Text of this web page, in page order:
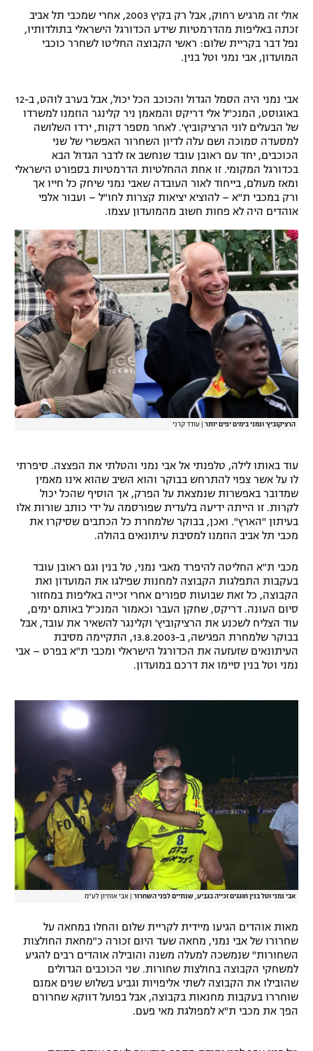
מדיניות פרטיות
תקנון פעילות ספורט 1
רשיון להקרנה פומבית לבית עסק
הצטרפות לחבילת הערוצים
לוח דרושים – ג'ובנט
תגיות
המגזין
אומנויות לחימה
גיימינג E-Sports
אולי זה מרגיש רחוק, אבל רק בקיץ 2003, אחרי שמכבי תל אביב
זכתה באליפות מהדרמטיות שידע הכדורגל הישראלי בתולדותיו,
נפל דבר בקריית שלום: ראשי הקבוצה החליטו לשחרר כוכבי
המועדון, אבי נמני וטל בנין.
אבי נמני היה הסמל הגדול והכוכב הכל יכול, אבל בערב לוהט, ב-12
באוגוסט, המנכ"ל אלי דריקס והמאמן ניר קלינגר הוזמנו למשרדו
של הבעלים לוני הרציקוביץ'. לאחר מספר דקות, ירדו השלושה
למסעדה סמוכה ושם עלה לדיון השחרור האפשרי של שני
הכוכבים, יחד עם ראובן עובד שנחשב אז לדבר הגדול הבא
בכדורגל המקומי. זו אחת ההחלטיות הדרמטיות בספורט הישראלי
ומאז מעולם, בייחוד לאור העובדה שאבי נמני שיחק כל חייו אך
ורק במכבי ת"א – להוציא יציאות קצרות לחו"ל – ועבור אלפי
אוהדים היה לא פחות חשוב מהמועדון עצמו.
הרציקוביץ' ונמני בימים יפים יותר עודד קרני
עוד באותו לילה, טלפנתי אל אבי נמני והטלתי את הפצצה. סיפרתי
לו על אשר צפוי להתרחש בבוקר והוא השיב שהוא אינו מאמין
שמדובר באפשרות שנמצאת על הפרק, אך הוסיף שהכל יכול
לקרות. זו הייתה ידיעה בלעדית שפורסמה על ידי כותב שורות אלו
בעיתון "הארץ". ואכן, בבוקר שלמחרת כל הכתבים שסיקרו את
מכבי תל אביב הוזמנו למסיבת עיתונאים בהולה.
מכבי ת"א החליטה להיפרד מאבי נמני, טל בנין וגם ראובן עובד
בעקבות התפלגות הקבוצה למחנות שפילגו את המועדון ואת
הקבוצה, כל זאת שבועות ספורים אחרי זכייה באליפות במחזור
סיום העונה. דריקס, שחקן העבר וכאמור המנכ"ל באותם ימים,
עוד הצליח לשכנע את הרציקוביץ' וקלינגר להשאיר את עובד, אבל
בבוקר שלמחרת הפגישה, ב-13.8.2003, התקיימה מסיבת
העיתונאים שזעזעה את הכדורגל הישראלי ומכבי ת"א בפרט – אבי
נמני וטל בנין סיימו את דרכם במועדון.
אבי נמני וטל בנין חוגגים זכייה בגביע, שנתיים לפני השחרור אבי אוחיון לע"מ
מאות אוהדים הגיעו מיידית לקריית שלום והחלו במחאה על
שחרורו של אבי נמני, מחאה שעד היום זכורה כ"מחאת החולצות
השחורות" שנמשכה למעלה משנה והובילה אוהדים רבים להגיע
למשחקי הקבוצה בחולצות שחורות. שני הכוכבים הגדולים
שהובילו את הקבוצה לשתי אליפויות וגביע בשלוש שנים אמנם
שוחררו בעקבות מחנאות בקבוצה, אבל בפועל דווקא שחרורם
הפך את מכבי ת"א למפולגת מאי פעם.